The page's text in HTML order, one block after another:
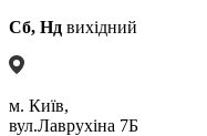
Сб, Нд вихідний
м. Київ,
вул.Лаврухіна 7Б